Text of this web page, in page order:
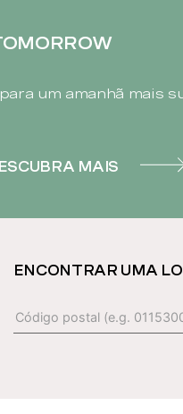
um amanhã mais
MAIS
ENCONTRAR UMA